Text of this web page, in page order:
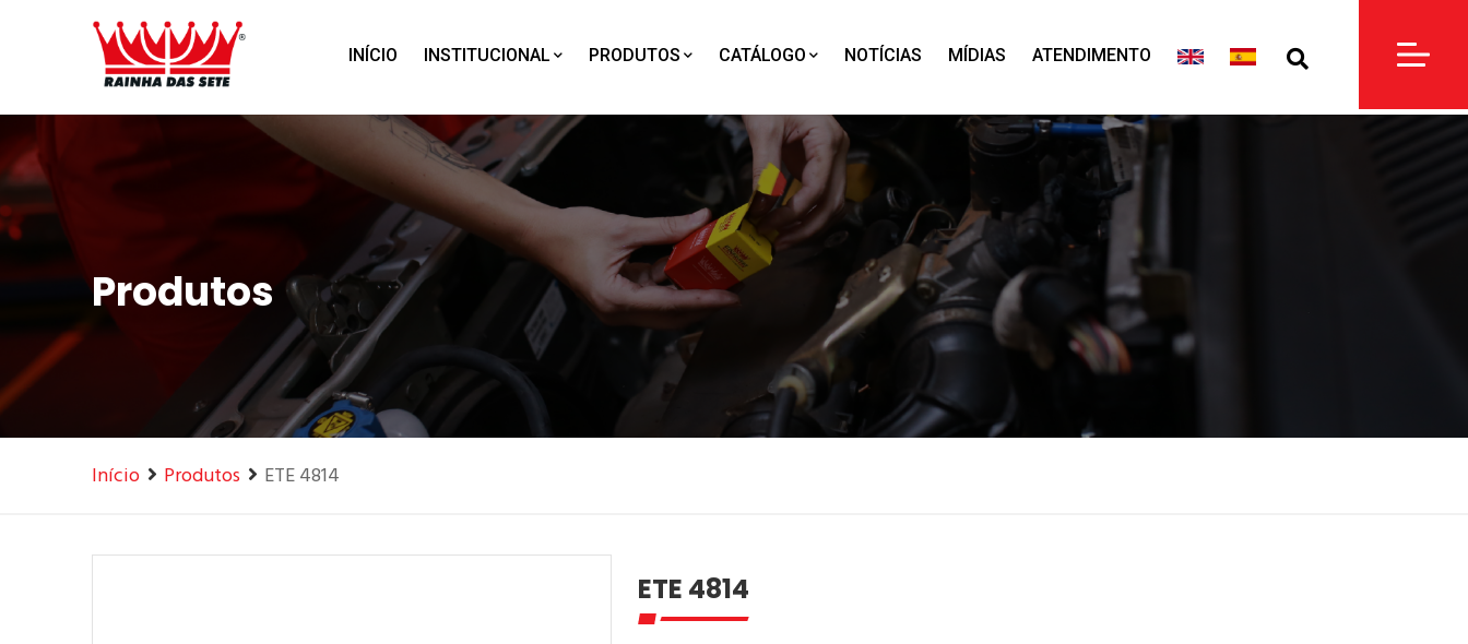
INÍCIO INSTITUCIONAL PRODUTOS CATÁLOGO NOTÍCIAS MÍDIAS ATENDIMENTO
Home Produtos
Produtos
Início Produtos ETE 4814
ETE 4814